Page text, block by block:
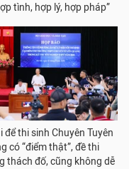
tình, hợp lý, hợp pháp”
để thi sinh Chuyên Tuyên
có “điểm thật”, đề thi
thách đố, cũng không dễ